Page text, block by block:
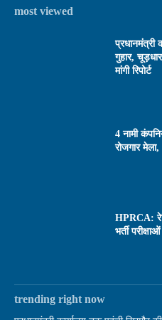
most viewed
प्रधानमंत्री
गुहार,
मांगी रिपोर्ट
4 नामी
रोजगार
HPRCA:
भर्ती
trending right now